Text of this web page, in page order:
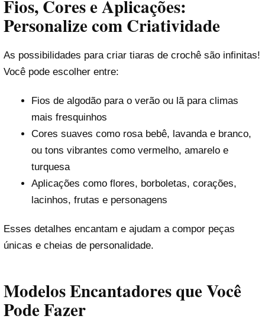
Fios, Cores e Aplicações:
Personalize com Criatividade
As possibilidades para criar tiaras de crochê são infinitas!
Você pode escolher entre:
Fios de algodão para o verão ou lã para climas
mais fresquinhos
Cores suaves como rosa bebê, lavanda e branco,
ou tons vibrantes como vermelho, amarelo e
turquesa
Aplicações como flores, borboletas, corações,
lacinhos, frutas e personagens
Esses detalhes encantam e ajudam a compor peças
únicas e cheias de personalidade.
Modelos Encantadores que Você
Pode Fazer